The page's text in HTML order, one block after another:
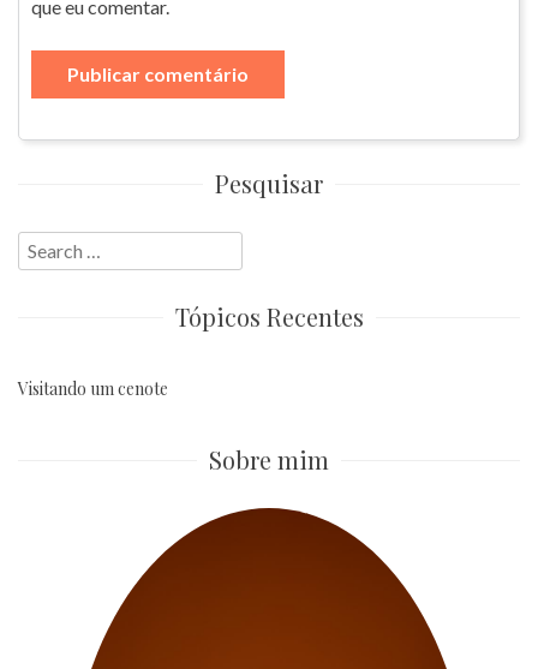
que eu comentar.
Pesquisar
Search
for:
Tópicos Recentes
Visitando um cenote
Sobre mim